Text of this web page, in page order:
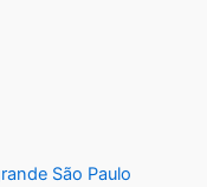
São Paulo